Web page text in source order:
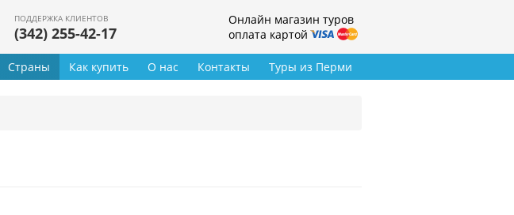
ПОДДЕРЖКА КЛИЕНТОВ
(342) 255-42-17
Онлайн магазин туров
оплата картой
Туры из Перми
Страны Как купить О нас Контакты